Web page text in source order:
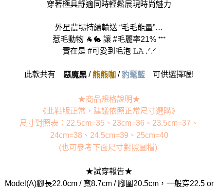
穿著極具舒適同時輕鬆展現時尚魅力
外星農場持續輸送 “毛毛能量”…
惹毛動物 🐐🐇 讓 #毛麗率21% ⁺⁺⁺
實在是 #可愛到毛泡 𝙻𝙰 .ᐟ.ᐟ
此款共有 惡魔黑 / 熊熊咖 /豹髦藍 可供選擇喔!
★商品規格說明★
《此鞋版正常，建議依照正常尺寸選購》
尺寸對照表：22.5cm=35、23cm=36、23.5cm=37、
24cm=38、24.5cm=39、25cm=40
(也可參考下面尺寸對照圖檔)
★試穿報告★
Model(A)腳長22.0cm / 寬8.7cm / 腳圍20.5cm，一般穿22.5 or